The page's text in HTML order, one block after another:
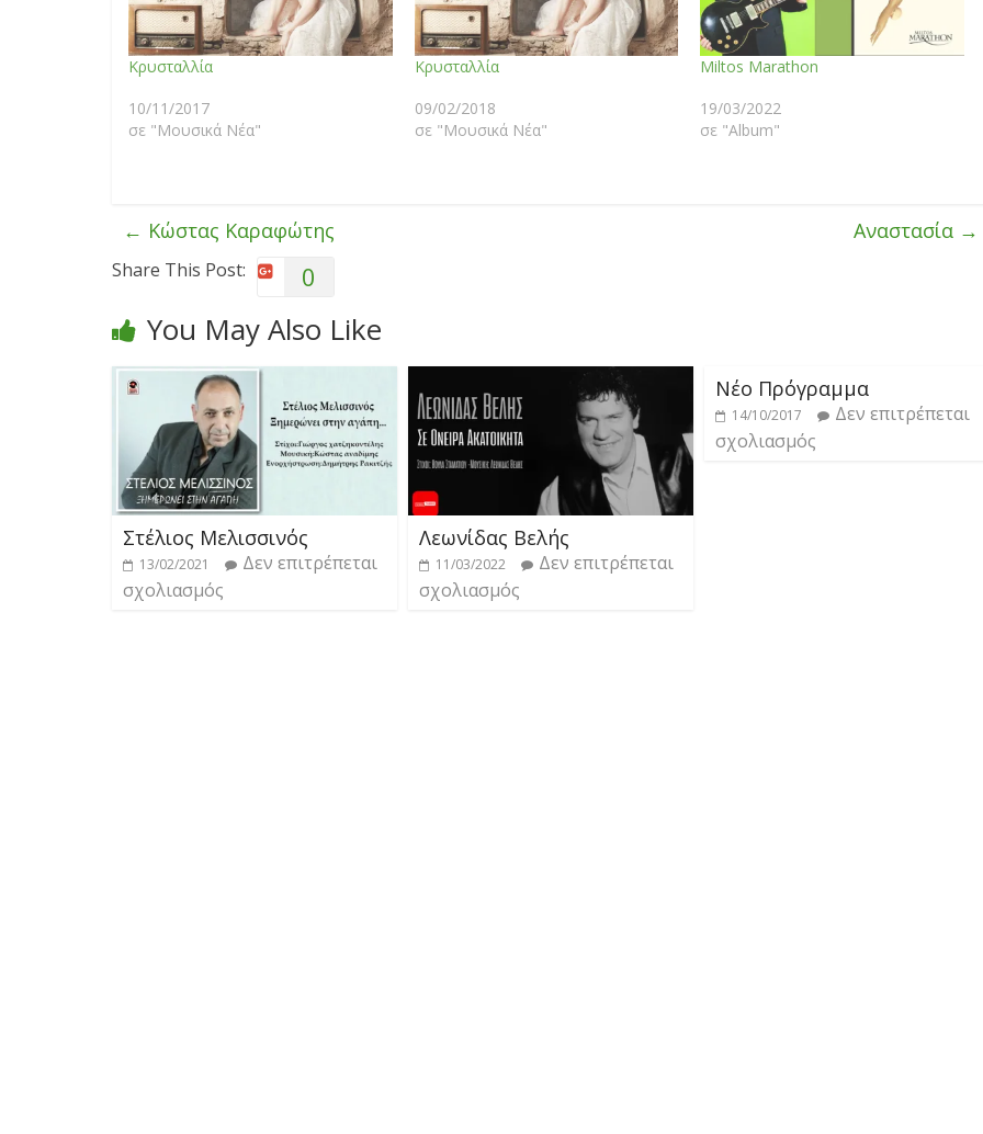
Κρυσταλλία
10/11/2017
σε "Μουσικά Νέα"
Κρυσταλλία
09/02/2018
σε "Μουσικά Νέα"
Miltos Marathon
19/03/2022
σε "Album"
← Κώστας Καραφώτης Αναστασία →
Share This Post: 0
You May Also Like
Στέλιος Μελισσινός
13/02/2021
Δεν επιτρέπεται
σχολιασμός
Λεωνίδας Βελής
11/03/2022
Δεν επιτρέπεται
σχολιασμός
Νέο Πρόγραμμα
14/10/2017
Δεν επιτρέπεται
σχολιασμός